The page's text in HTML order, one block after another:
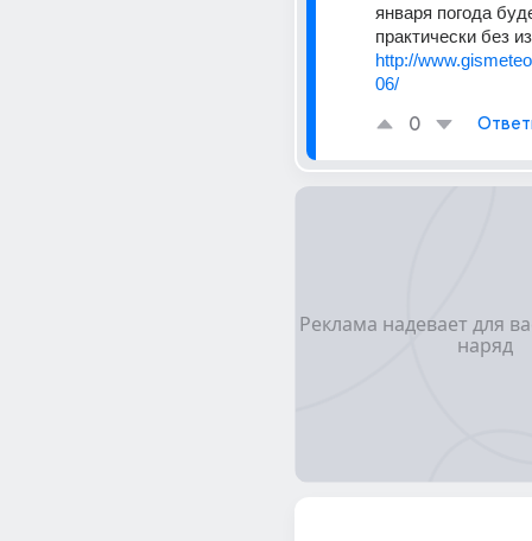
января погода
практически без
http://
06/
0